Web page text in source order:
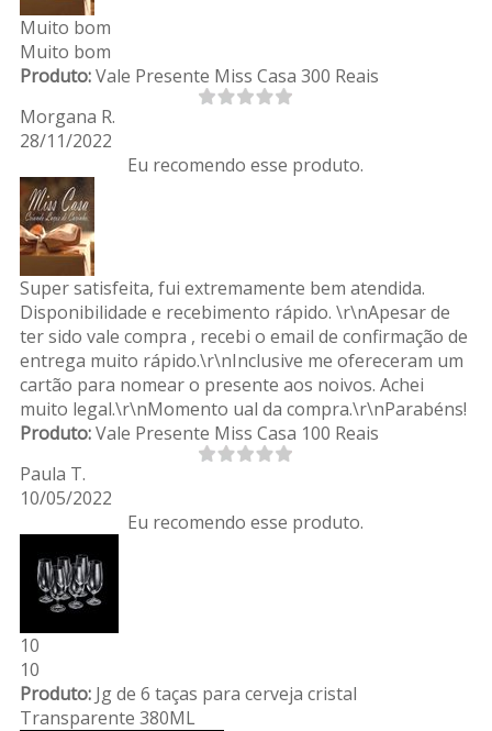
Muito bom
Muito bom
Produto:Vale Presente Miss Casa 300 Reais
Morgana R.
28/11/2022
Eu recomendo esse produto.
Super satisfeita, fui extremamente bem atendida.
Disponibilidade e recebimento rápido. \r\nApesar de
ter sido vale compra , recebi o email de confirmação de
entrega muito rápido.\r\nInclusive me ofereceram um
cartão para nomear o presente aos noivos. Achei
muito legal.\r\nMomento ual da compra.\r\nParabéns!
Produto:Vale Presente Miss Casa 100 Reais
Paula T.
10/05/2022
Eu recomendo esse produto.
10
10
Produto:Jg de 6 taças para cerveja cristal
Transparente 380ML